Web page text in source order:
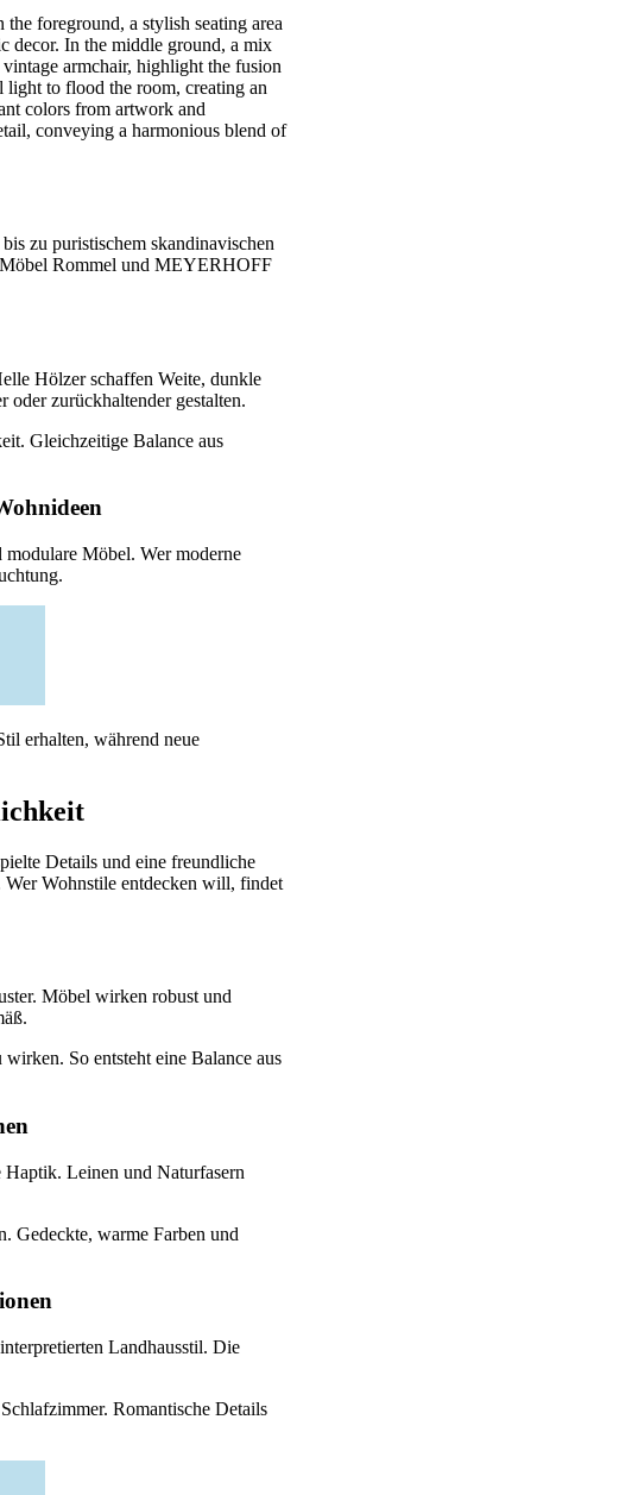
zu puristischem skandinavischen
Rommel und MEYERHOFF
Hölzer schaffen Weite, dunkle
zurückhaltender gestalten.
Gleichzeitige Balance aus
Möbel. Wer moderne
erhalten, während neue
Details und eine freundliche
Wer Wohnstile entdecken will, findet
Möbel wirken robust und
So entsteht eine Balance aus
Haptik. Leinen und Naturfasern
Gedeckte, warme Farben und
Landhausstil. Die
Romantische Details